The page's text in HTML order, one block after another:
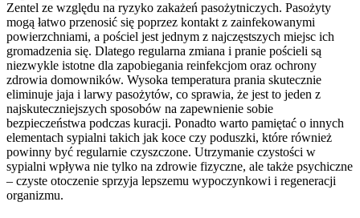
Zentel ze względu na ryzyko zakażeń pasożytniczych. Pasożyty
mogą łatwo przenosić się poprzez kontakt z zainfekowanymi
powierzchniami, a pościel jest jednym z najczęstszych miejsc ich
gromadzenia się. Dlatego regularna zmiana i pranie pościeli są
niezwykle istotne dla zapobiegania reinfekcjom oraz ochrony
zdrowia domowników. Wysoka temperatura prania skutecznie
eliminuje jaja i larwy pasożytów, co sprawia, że jest to jeden z
najskuteczniejszych sposobów na zapewnienie sobie
bezpieczeństwa podczas kuracji. Ponadto warto pamiętać o innych
elementach sypialni takich jak koce czy poduszki, które również
powinny być regularnie czyszczone. Utrzymanie czystości w
sypialni wpływa nie tylko na zdrowie fizyczne, ale także psychiczne
– czyste otoczenie sprzyja lepszemu wypoczynkowi i regeneracji
organizmu.